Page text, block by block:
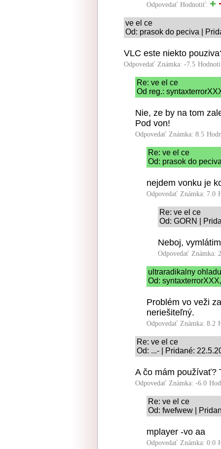
Odpovedať Hodnotiť:
ve el ce
Od: prasok do peciva |
VLC este niekto
Odpovedať Známka: -7.5
Re: ve el ce
Od reg.:
Nie, ze by na tom
Pod von!
Odpovedať Známka: 8.5
Re: ve el ce
Od: prasok do
nejdem vonku je
Odpovedať Známka: 7.0
Re: ve el ce
Od: GORN |
Neboj,
Odpovedať Známka:
ultraradikalny
Od:
Problém vo veži
neriešiteľný.
Odpovedať Známka: 8.2
Re: ve el ce
Od: ...- | Pridané:
A čo mám používať?
Odpovedať Známka: -6.0
Re: ve el ce
Od: fwefwew |
mplayer -vo aa
Odpovedať Známka: 0.0